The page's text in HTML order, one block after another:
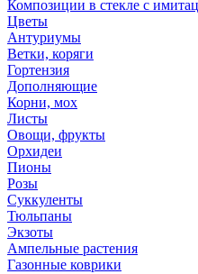
Композиции в стекле с
Цветы
Антуриумы
Ветки, коряги
Гортензия
Дополняющие
Корни, мох
Листы
Овощи, фрукты
Орхидеи
Пионы
Розы
Суккуленты
Тюльпаны
Экзоты
Ампельные растения
Газонные коврики